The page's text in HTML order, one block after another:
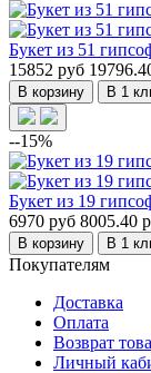
Букет из 51
15852 руб
В корзину В 1
--15%
Букет из 19
6970 руб 8005.40
В корзину В 1
Покупателям
Доставка
Оплата
Возврат
Личный